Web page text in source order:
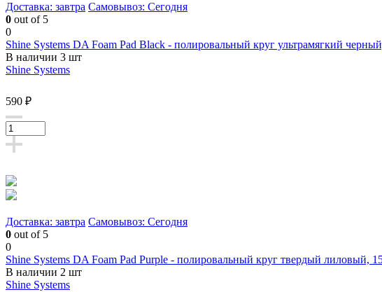
Доставка: завтра Самовывоз: Сегодня
0 out of 5
0
Shine Systems DA Foam Pad Black - полировальный круг ультрамягкий
В наличии 3 шт
Shine Systems
590 ₽
Доставка: завтра Самовывоз: Сегодня
0 out of 5
0
Shine Systems DA Foam Pad Purple - полировальный круг твердый лиловый,
В наличии 2 шт
Shine Systems